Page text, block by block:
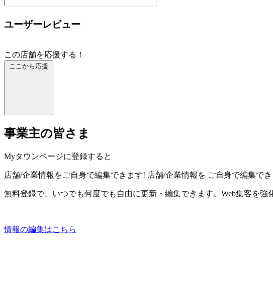
ユーザーレビュー
この店舗を応援する！
ここから応援
事業主の皆さま
Myタウンページに登録すると
店舗/企業情報をご自身で編集できます! 店舗/企業情報を ご自身で編集で
無料登録で、いつでも何度でも自由に更新・編集できます。Web集客を強
情報の編集はこちら